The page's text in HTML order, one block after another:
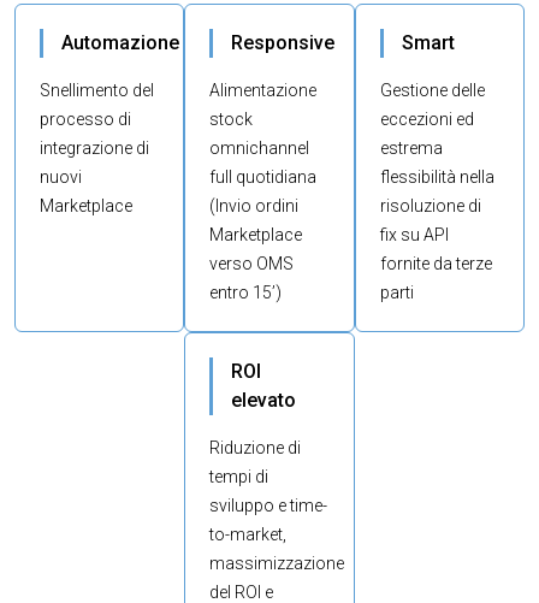
Automazione
Snellimento del
processo di
integrazione di
nuovi
Marketplace
Responsive
Alimentazione
stock
omnichannel
full quotidiana
(Invio ordini
Marketplace
verso OMS
entro 15’)
Smart
Gestione delle
eccezioni ed
estrema
flessibilità nella
risoluzione di
fix su API
fornite da terze
parti
ROI
elevato
Riduzione di
tempi di
sviluppo e time-
to-market,
massimizzazione
del ROI e